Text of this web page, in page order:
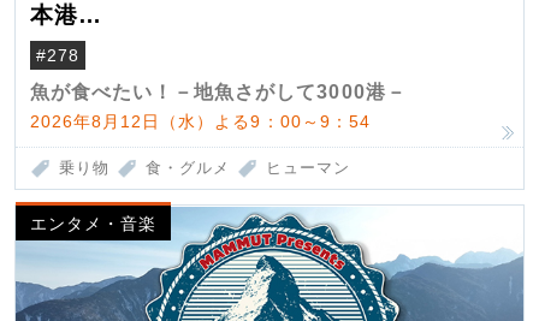
本港
（クロマグロ）
#278
魚が食べたい！－地魚さがして3000港－
2026年8月12日（水）よる9：00～9：54
乗り物 食・グルメ ヒューマン
エンタメ・音楽